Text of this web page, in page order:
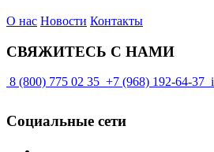
О нас Новости Контакты
СВЯЖИТЕСЬ С НАМИ
8 (800) 775 02 35 +7 (968) 192-64-37
Социальные сети